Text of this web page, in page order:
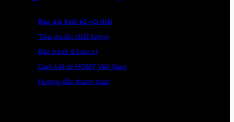
Báo giá thiết kế nội thất
Tiêu chuẩn chất lượng
Bảo hành & bảo trì
Cam kết từ HOMY Việt Nam
Hướng dẫn thanh toán